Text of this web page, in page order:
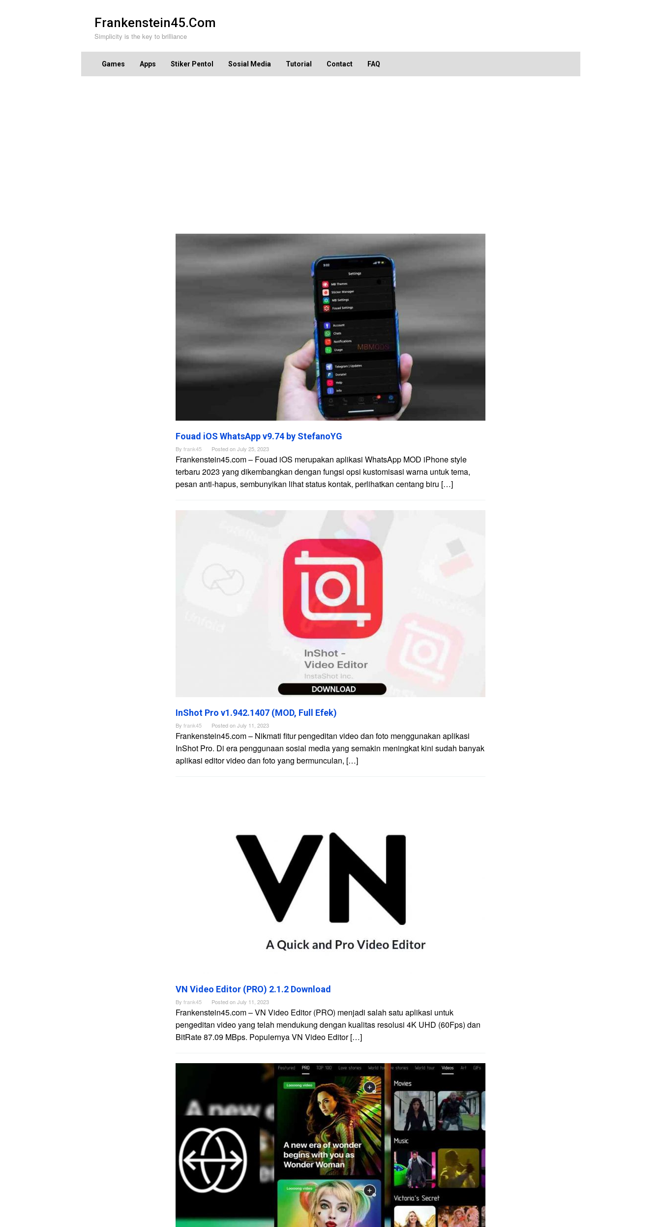
content
Frankenstein45.Com
Simplicity is the key to brilliance
Games Apps Stiker Pentol Sosial Media Tutorial Contact FAQ
Frankenstein45.Com
Fouad iOS WhatsApp v9.74 by StefanoYG
By frank45 Posted onJuly 25, 2023
Frankenstein45.com – Fouad iOS merupakan aplikasi WhatsApp MOD iPhone style
terbaru 2023 yang dikembangkan dengan fungsi opsi kustomisasi warna untuk tema,
pesan anti-hapus, sembunyikan lihat status kontak, perlihatkan centang biru […]
InShot Pro v1.942.1407 (MOD, Full Efek)
By frank45 Posted onJuly 11, 2023
Frankenstein45.com – Nikmati fitur pengeditan video dan foto menggunakan aplikasi
InShot Pro. Di era penggunaan sosial media yang semakin meningkat kini sudah banyak
aplikasi editor video dan foto yang bermunculan, […]
VN Video Editor (PRO) 2.1.2 Download
By frank45 Posted onJuly 11, 2023
Frankenstein45.com – VN Video Editor (PRO) menjadi salah satu aplikasi untuk
pengeditan video yang telah mendukung dengan kualitas resolusi 4K UHD (60Fps) dan
BitRate 87.09 MBps. Populernya VN Video Editor […]